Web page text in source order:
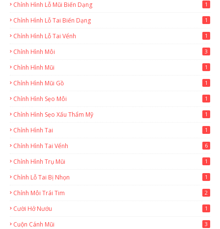
Chỉnh Hình Lỗ Mũi Biến Dạng 1
Chỉnh Hình Lỗ Tai Biến Dạng 1
Chỉnh Hình Lỗ Tai Vểnh 1
Chỉnh Hình Môi 3
Chỉnh Hình Mũi 1
Chỉnh Hình Mũi Gồ 1
Chỉnh Hình Sẹo Môi 1
Chỉnh Hình Sẹo Xấu Thẩm Mỹ 1
Chỉnh Hình Tai 1
Chỉnh Hình Tai Vểnh 6
Chỉnh Hình Trụ Mũi 1
Chỉnh Lỗ Tai Bị Nhọn 1
Chỉnh Môi Trái Tim 2
Cười Hở Nướu 1
Cuộn Cánh Mũi 3